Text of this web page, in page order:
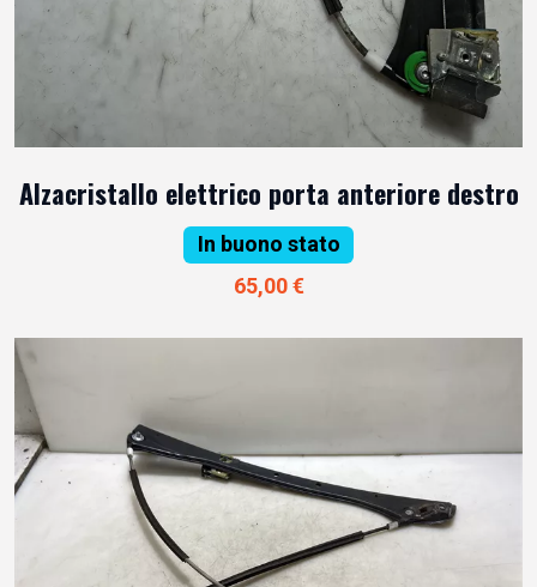
Alzacristallo elettrico porta anteriore destro
In buono stato
65,00 €